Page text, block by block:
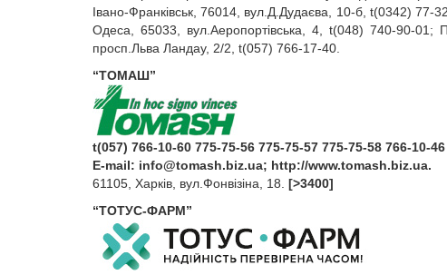
Івано‑Франківськ, 76014, вул.Д.Дудаєва, 10‑б, t(0342)
Одеса, 65033, вул.Аеропортівська, 4, t(048) 740‑90‑01;
просп.Льва Ландау, 2/2, t(057) 766‑17‑40.
“ТОМАШ”
t(057) 766-10-60 775-75-56 775-75-57 775-75-58 766-10-
E‑mail: info@tomash.biz.ua; http://www.tomash.biz.ua.
61105, Харків, вул.Фонвізіна, 18. [>3400]
“ТОТУС-ФАРМ”